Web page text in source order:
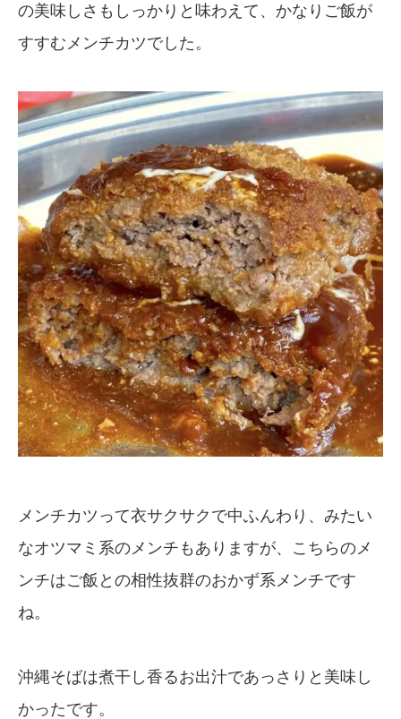
の美味しさもしっかりと味わえて、かなりご飯が
すすむメンチカツでした。
メンチカツって衣サクサクで中ふんわり、みたい
なオツマミ系のメンチもありますが、こちらのメ
ンチはご飯との相性抜群のおかず系メンチです
ね。
沖縄そばは煮干し香るお出汁であっさりと美味し
かったです。